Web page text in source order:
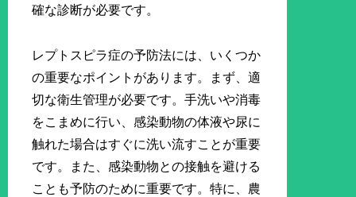
確な診断が必要です。
レプトスピラ症の予防法には、いくつか
の重要なポイントがあります。まず、適
切な衛生管理が必要です。手洗いや消毒
をこまめに行い、感染動物の体液や尿に
触れた場合はすぐに洗い流すことが重要
です。また、感染動物との接触を避ける
ことも予防のために重要です。特に、農